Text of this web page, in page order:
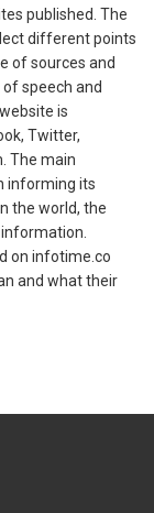
published. The
different points
of sources and
speech and
is
Twitter,
The main
informing its
the world, the
on infotime.co
and what their